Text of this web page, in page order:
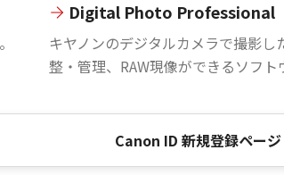
Digital Photo Professional
キヤノンのデジタルカメラで撮影し
整・管理、RAW現像ができるソフト
Canon ID 新規登録ページ